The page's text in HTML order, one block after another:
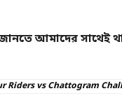
আমাদের সাথেই
Riders vs Chattogram